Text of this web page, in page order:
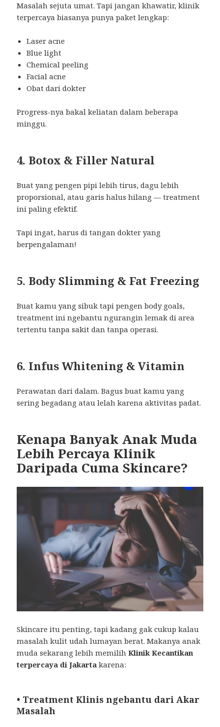
Masalah sejuta umat. Tapi jangan khawatir, klinik
terpercaya biasanya punya paket lengkap:
Laser acne
Blue light
Chemical peeling
Facial acne
Obat dari dokter
Progress-nya bakal keliatan dalam beberapa
minggu.
4. Botox & Filler Natural
Buat yang pengen pipi lebih tirus, dagu lebih
proporsional, atau garis halus hilang — treatment
ini paling efektif.
Tapi ingat, harus di tangan dokter yang
berpengalaman!
5. Body Slimming & Fat Freezing
Buat kamu yang sibuk tapi pengen body goals,
treatment ini ngebantu ngurangin lemak di area
tertentu tanpa sakit dan tanpa operasi.
6. Infus Whitening & Vitamin
Perawatan dari dalam. Bagus buat kamu yang
sering begadang atau lelah karena aktivitas padat.
Kenapa Banyak Anak Muda
Lebih Percaya Klinik
Daripada Cuma Skincare?
Skincare itu penting, tapi kadang gak cukup kalau
masalah kulit udah lumayan berat. Makanya anak
muda sekarang lebih memilihKlinik Kecantikan
terpercaya di Jakarta karena:
• Treatment Klinis ngebantu dari Akar
Masalah